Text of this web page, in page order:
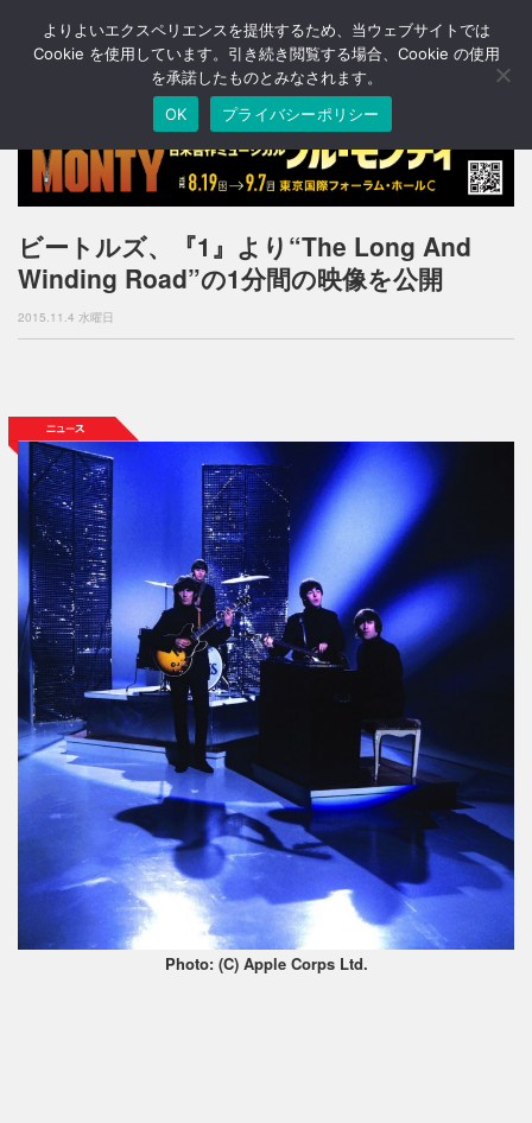
T
o
n
a
v
o
ビートルズ、『1』より“The Long And
Winding Road”の1分間の映像を公開
2015.11.4 水曜日
Photo: (C) Apple Corps Ltd.
よりよいエクスペリエンスを提供するため、当ウェブサイトでは
Cookie を使用しています。引き続き閲覧する場合、Cookie の使用
を承諾したものとみなされます。
OK
プライバシーポリシー